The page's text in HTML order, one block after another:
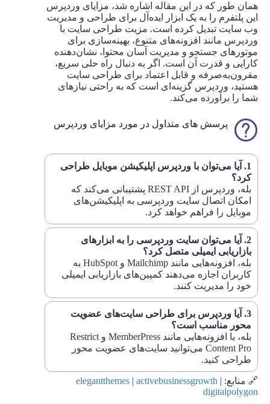
همان طور که در این مقاله اشاره شد، مزایای وردپرس
این پلتفرم را به یک ابزار ایده‌آل برای طراحی و مدیریت
وب سایت تبدیل کرده است. مزیت طراحی سایت با
وردپرس مانند افزونه‌های متنوع، بهینه‌سازی برای
موتورهای جستجو و مدیریت آسان محتوا، نشان‌دهنده
کارایی و قدرت آن است. اگر به دنبال راه ‌حلی سریع،
مقرون‌به‌صرفه و قابل ‌اعتماد برای طراحی سایت
هستید، وردپرس گزینه‌ای است که به راحتی نیازهای
شما را برآورده می‌کند.
پرسش های متداول در مورد مزایای وردپرس
آیا می‌توان با وردپرس اپلیکیشن موبایل طراحی
کرد؟
بله، وردپرس از REST API پشتیبانی می‌کند که
امکان اتصال سایت وردپرسی به اپلیکیشن‌های
موبایل را فراهم خواهد کرد.
آیا می‌توان سایت وردپرسی را به ابزارهای
بازاریابی ایمیلی متصل کرد؟
بله، افزونه‌هایی مانند Mailchimp و HubSpot به
کاربران اجازه می‌دهند کمپین‌های بازاریابی ایمیلی
خود را مدیریت کنند.
آیا وردپرس برای طراحی سایت‌های عضویت
محور مناسب است؟
بله، با افزونه‌هایی مانند MemberPress و Restrict
Content Pro می‌توانید سایت‌های عضویت محور
طراحی کنید.
🔗 منابع: elegantthemes | activebusinessgrowth |
digitalpolygon